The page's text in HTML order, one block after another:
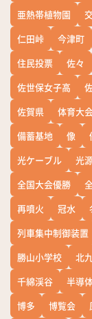
亜熱帯植物園
仁田峠
今津町
住民投票
佐々
佐世保女子高
佐賀県
体育大
備蓄基地
像
光ケーブル
光
全国大会優勝
再噴火
冠水
列車集中制御装置
勝山小学校
北
千綿渓谷
半導
博多
博覧会